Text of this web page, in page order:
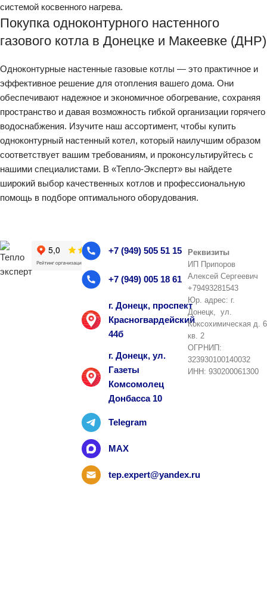
системой косвенного нагрева.
Покупка одноконтурного настенного
газового котла в Донецке и Макеевке (ДНР)
Одноконтурные настенные газовые котлы — это практичное и
эффективное решение для отопления вашего дома. Они
обеспечивают надежное и экономичное обогревание, сохраняя
пространство и давая возможность гибкой организации горячего
водоснабжения. Изучите наш ассортимент, чтобы купить
одноконтурный настенный котел, который наилучшим образом
соответствует вашим требованиям, и проконсультируйтесь с
нашими специалистами. В «Тепло-Эксперт» вы найдете
широкий выбор качественных котлов и профессиональную
помощь в подборе оптимального оборудования.
+7 (949) 505 51 15
+7 (949) 005 18 61
г. Донецк, проспект
Красногвардейский
44б
г. Донецк, ул.
Газеты
Комсомолец
Донбасса 10
Telegram
MAX
tep.expert@yandex.ru
Реквизиты
ИП Припоров
Алексей Сергеевич
+79493281543
Юр. адрес: г.
Донецк, ул.
Коксохимическая д. 6
кв. 2
ОГРНИП:
323930100140032
ИНН: 930200061300